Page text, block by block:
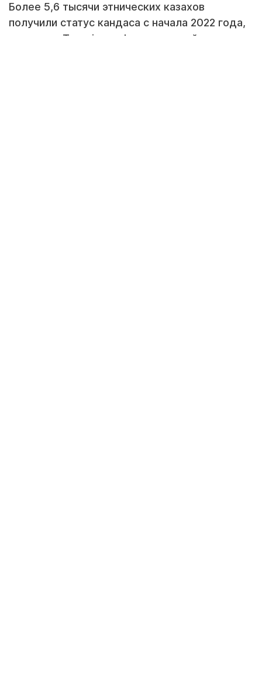
Более 5,6 тысячи этнических казахов
получили статус кандаса с начала 2022 года,
передает Tengrinews.kz со ссылкой на